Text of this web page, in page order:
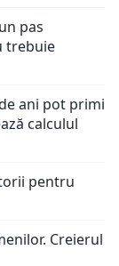
pas
trebuie
ani pot primi
calculul
pentru
Creierul